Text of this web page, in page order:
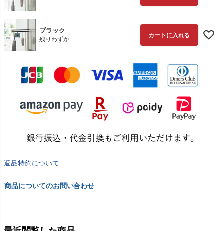
ブラック
残りわずか
カートに入れる
返品特約について
商品についてのお問い合わせ